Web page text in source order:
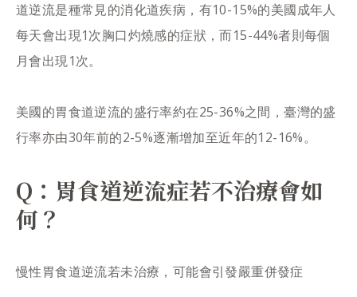
道逆流是種常見的消化道疾病，有10-15%的美國成年人
每天會出現1次胸口灼燒感的症狀，而15-44%者則每個
月會出現1次。
美國的胃食道逆流的盛行率約在25-36%之間，臺灣的盛
行率亦由30年前的2-5%逐漸增加至近年的12-16%。
Q：胃食道逆流症若不治療會如
何？
慢性胃食道逆流若未治療，可能會引發嚴重併發症